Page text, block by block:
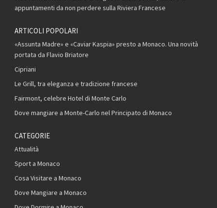
appuntamenti da non perdere sulla Riviera Francese
ARTICOLI POPOLARI
«Assunta Madre» e «Caviar Kaspia» presto a Monaco. Una novità
portata da Flavio Briatore
Cipriani
Le Grill, tra eleganza e tradizione francese
Fairmont, celebre Hotel di Monte Carlo
Dove mangiare a Monte-Carlo nel Principato di Monaco
CATEGORIE
Attualità
Sport a Monaco
Cosa Visitare a Monaco
Dove Mangiare a Monaco